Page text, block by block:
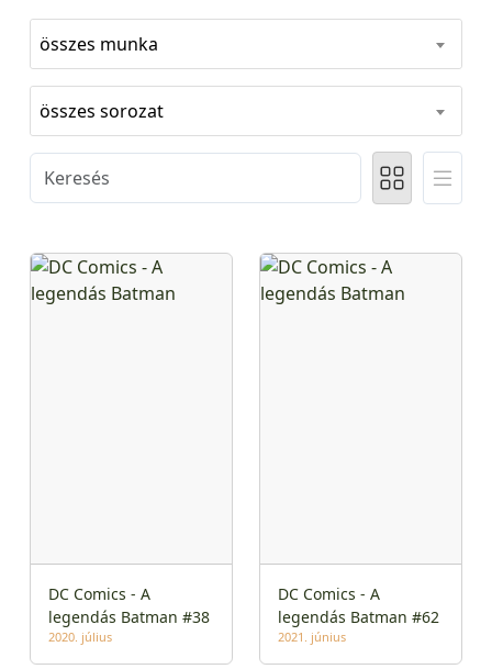
összes munka
összes sorozat
DC Comics - A
legendás Batman #38
2020. július
DC Comics - A
legendás Batman #62
2021. június